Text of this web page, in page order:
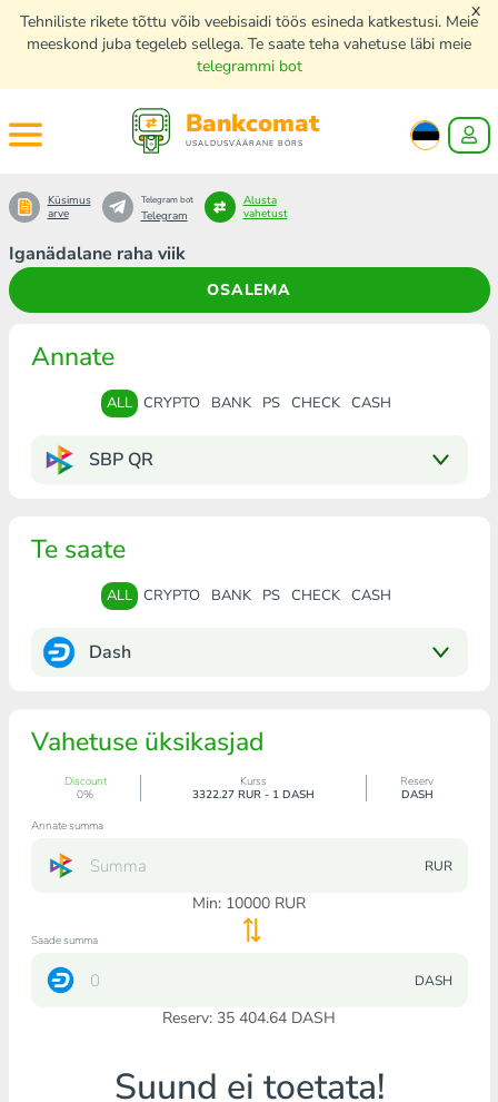
Tehniliste rikete tõttu võib veebisaidi töös esineda katkestusi. Meie
meeskond juba tegeleb sellega. Te saate teha vahetuse läbi meie
telegrammi bot
x
Bankcomat
USALDUSVÄÄRANE BÖRS
Iganädalane raha viik
OSALEMA
Küsimus
arve
Telegram bot
Telegram
Alusta
vahetust
Annate
ALL CRYPTO BANK PS CHECK CASH
SBP QR
Te saate
ALL CRYPTO BANK PS CHECK CASH
Dash
Vahetuse üksikasjad
Discount
0%
Kurss
3322.27 RUR - 1 DASH
Reserv
DASH
Annate summa
RUR
Min: 10000 RUR
Saade summa
DASH
Reserv: 35 404.64 DASH
Suund ei toetata!